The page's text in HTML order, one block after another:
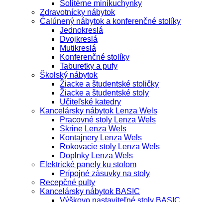
Solitérne minikuchynky
Zdravotnícky nábytok
Čalúnený nábytok a konferenčné stolíky
Jednokreslá
Dvojkreslá
Mutikreslá
Konferenčné stolíky
Taburetky a pufy
Školský nábytok
Žiacke a študentské stoličky
Žiacke a študentské stoly
Učiteľské katedry
Kancelársky nábytok Lenza Wels
Pracovné stoly Lenza Wels
Skrine Lenza Wels
Kontajnery Lenza Wels
Rokovacie stoly Lenza Wels
Doplnky Lenza Wels
Elektrické panely ku stolom
Prípojné zásuvky na stoly
Recepčné pulty
Kancelársky nábytok BASIC
Výškovo nastaviteľné stoly BASIC